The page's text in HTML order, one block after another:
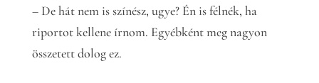
– De hát nem is színész, ugye? Én is félnék, ha
riportot kellene írnom. Egyébként meg nagyon
összetett dolog ez.